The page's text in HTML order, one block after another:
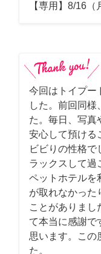
【専用】8/16
今回はトイプー
した。前回同様
た。毎日、写真
安心して預ける
ビビりの性格で
ラックスして過
ペットホテルを
が取れなかった
ことがありまし
て本当に感謝で
思います。この
た。